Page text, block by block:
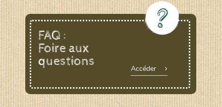
www.semaille.com
FAQ :
Foire aux
questions
Accéder